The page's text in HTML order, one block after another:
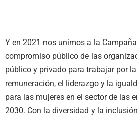
Y en 2021 nos unimos a la
compromiso público de las
público y privado para trabajar por
remuneración, el liderazgo y la
para las mujeres en el sector de las
2030. Con la diversidad y la